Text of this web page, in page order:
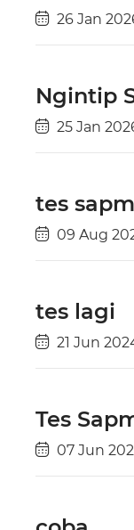
26 Jan
Ngintip
25 Jan
tes
09 Aug
tes lagi
21 Jun
Tes
07 Jun